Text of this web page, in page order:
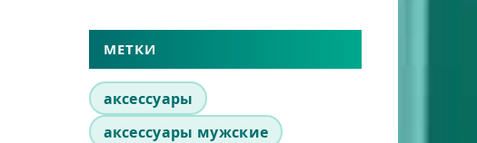
МЕТКИ
аксессуары
аксессуары мужские